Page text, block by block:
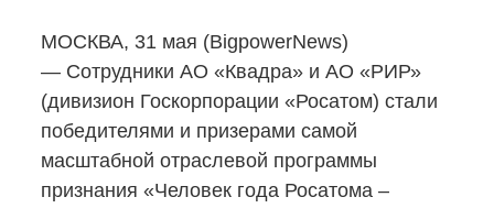
МОСКВА, 31 мая (BigpowerNews)
— Сотрудники АО «Квадра» и АО «РИР»
(дивизион Госкорпорации «Росатом) стали
победителями и призерами самой
масштабной отраслевой программы
признания «Человек года Росатома –